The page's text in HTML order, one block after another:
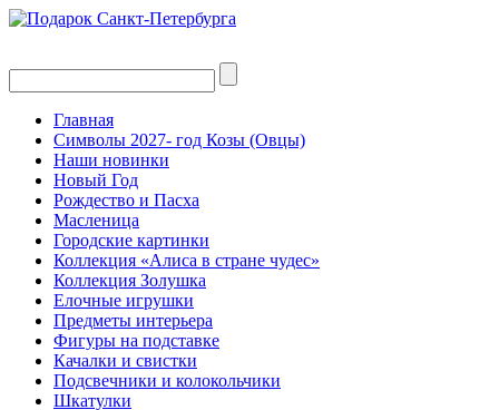
Главная
Символы 2027- год Козы (Овцы)
Наши новинки
Новый Год
Рождество и Пасха
Масленица
Городские картинки
Коллекция «Алиса в стране чудес»
Коллекция Золушка
Елочные игрушки
Предметы интерьера
Фигуры на подставке
Качалки и свистки
Подсвечники и колокольчики
Шкатулки